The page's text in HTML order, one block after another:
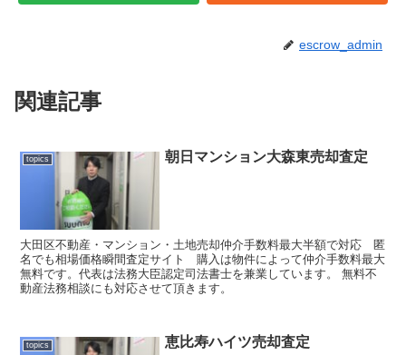
escrow_admin
関連記事
topics 朝日マンション大森東売却査定
大田区不動産・マンション・土地売却仲介手数料最大半額で対応 匿
名でも相場価格瞬間査定サイト 購入は物件によって仲介手数料最大
無料です。代表は法務大臣認定司法書士を兼業しています。 無料不
動産法務相談にも対応させて頂きます。
topics 恵比寿ハイツ売却査定